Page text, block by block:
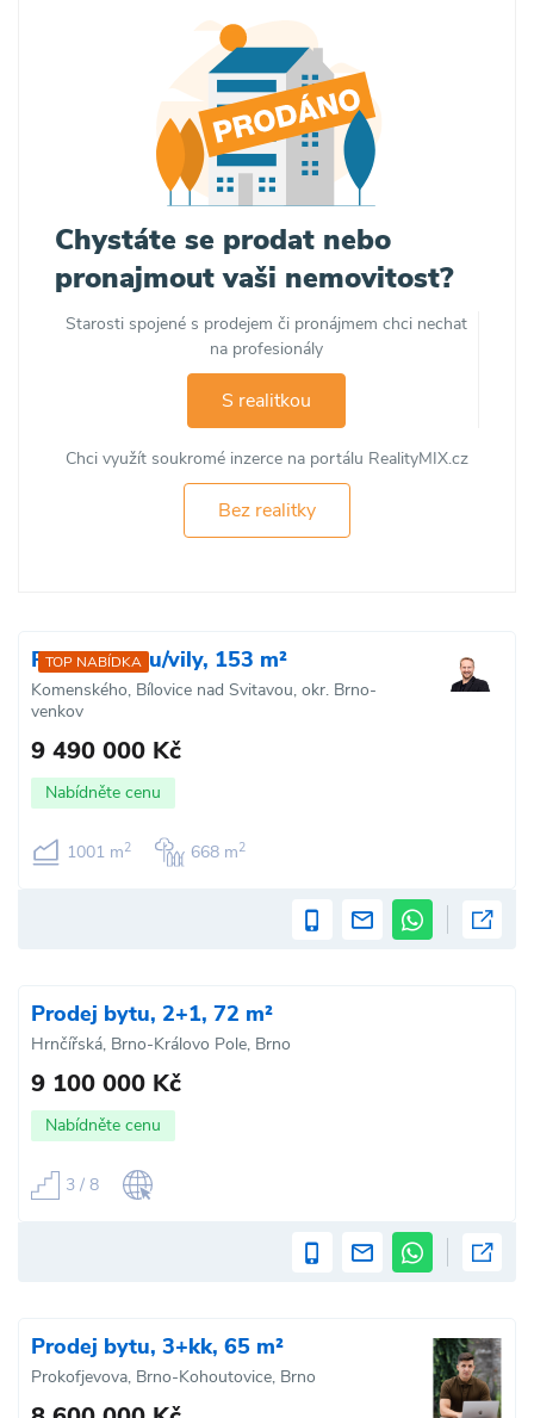
Chystáte se prodat nebo
pronajmout vaši nemovitost?
Starosti spojené s prodejem či pronájmem chci nechat
na profesionály
S realitkou
Chci využít soukromé inzerce na portálu RealityMIX.cz
Bez realitky
TOP NABÍDKA
Prodej domu/vily, 153 m²
Komenského, Bílovice nad Svitavou, okr. Brno-
venkov
9 490 000 Kč
Nabídněte cenu
1001 m2 668 m2
Prodej bytu, 2+1, 72 m²
Hrnčířská, Brno-Královo Pole, Brno
9 100 000 Kč
Nabídněte cenu
3 / 8
Prodej bytu, 3+kk, 65 m²
Prokofjevova, Brno-Kohoutovice, Brno